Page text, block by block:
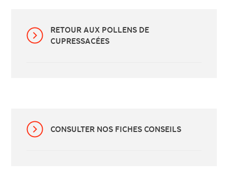
RETOUR AUX POLLENS DE
CUPRESSACÉES
CONSULTER NOS FICHES CONSEILS